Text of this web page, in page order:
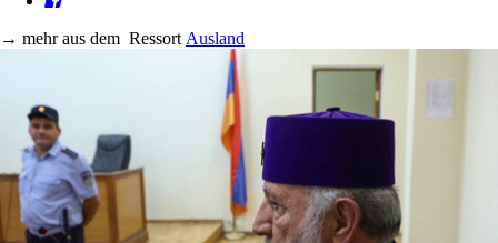
→ mehr aus dem Ressort Ausland